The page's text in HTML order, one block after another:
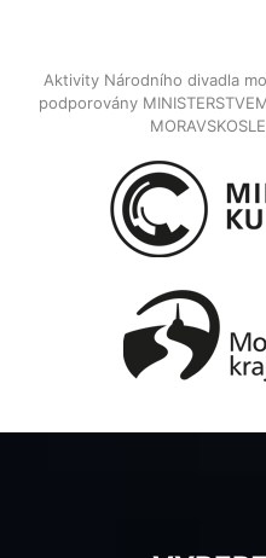
Aktivity Národního divadla
podporovány